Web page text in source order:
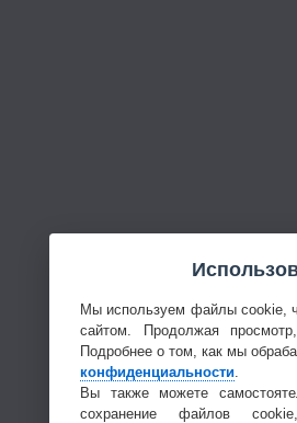
Мы используем файлы cookie,
сайтом. Продолжая
Подробнее о том, как мы
конфиденциальности
Вы также можете
сохранение файлов